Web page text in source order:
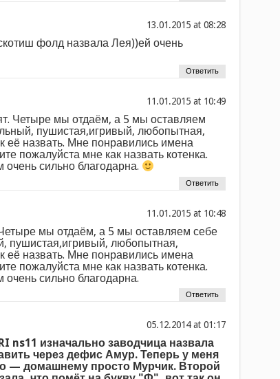
at
фолд назвала Лея))ей очень
Ответить
at
Четыре мы отдаём, а 5 мы оставляем
пушистая,игривый, любопытная,
назвать. Мне понравились имена
пожалуйста мне как назвать котенка.
сильно благодарна.
Ответить
at
мы отдаём, а 5 мы оставляем себе
пушистая,игривый, любопытная,
назвать. Мне понравились имена
пожалуйста мне как назвать котенка.
сильно благодарна.
Ответить
at
ns11 изначально заводчица назвала
через дефис Амур. Теперь у меня
— домашнему просто Мурчик. Второй